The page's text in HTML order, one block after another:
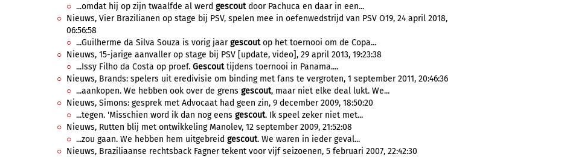
...omdat hij op zijn twaalfde al werd gescoutdoor Pachuca en daar in een...
Nieuws, Vier Brazilianen op stage bij PSV, spelen mee in oefenwedstrijd van PSV O19, 24 april 2018,
06:56:58
...Guilherme da Silva Souza is vorig jaargescoutop het toernooi om de Copa...
Nieuws, 15-jarige aanvaller op stage bij PSV [update, video], 29 april 2013, 19:23:38
...Issy Filho da Costa op proef. Gescouttijdens toernooi in Panama....
Nieuws, Brands: spelers uit eredivisie om binding met fans te vergroten, 1 september 2011, 20:46:36
...aankopen. We hebben ook over de grens gescout, maar niet elke deal lukt. We...
Nieuws, Simons: gesprek met Advocaat had geen zin, 9 december 2009, 18:50:20
...tegen. 'Misschien word ik dan nog eens gescout. Ik speel zeker niet met...
Nieuws, Rutten blij met ontwikkeling Manolev, 12 september 2009, 21:52:08
...zou gaan. We hebben hem uitgebreid gescout. We waren in ieder geval...
Nieuws, Braziliaanse rechtsback Fagner tekent voor vijf seizoenen, 5 februari 2007, 22:42:30